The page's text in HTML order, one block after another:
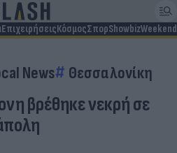
ΕπιχειρήσειςΚόσμοςΣπορShowbizWeekend
News Θεσσαλονίκη
βρέθηκε νεκρή σε